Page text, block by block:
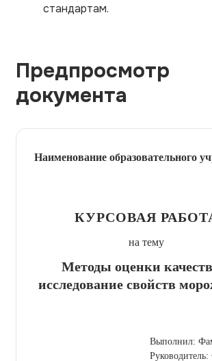
стандартам.
Предпросмотр
документа
Наименование образовательного
КУРСОВАЯ
на тему
Методы оценки
исследование свойств
Выполнил: